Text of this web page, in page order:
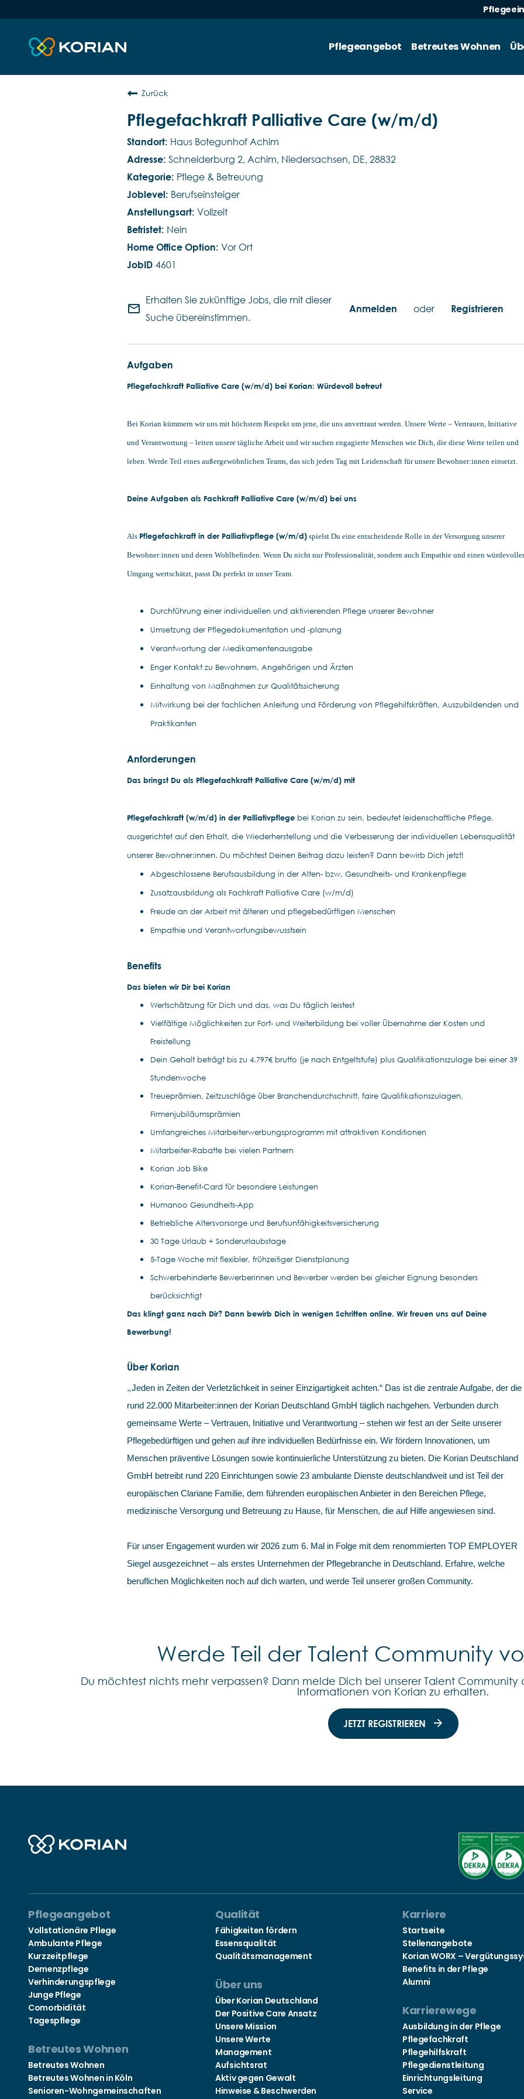
Pflegeangebot Betreutes Wohnen
Zurück
Pflegefachkraft Palliative Care (w/m/d)
Haus Botegunhof Achim
Schneiderburg 2, Achim, Niedersachsen, DE, 28832
Pflege & Betreuung
Berufseinsteiger
Vollzeit
Nein
Vor Ort
4601
mail_outline
Erhalten Sie zukünftige Jobs, die mit dieser
Suche übereinstimmen.
Anmelden oder Registrieren
Aufgaben
Pflegefachkraft Palliative Care (w/m/d) bei Korian: Würdevoll betreut
Bei Korian kümmern wir uns mit höchstem Respekt um jene, die uns anvertraut werden. Unsere Werte – Vertrauen, Initiative
und Verantwortung – leiten unsere tägliche Arbeit und wir suchen engagierte Menschen wie Dich, die diese Werte teilen und
leben. Werde Teil eines außergewöhnlichen Teams, das sich jeden Tag mit Leidenschaft für unsere Bewohner:innen einsetzt.
Deine Aufgaben als Fachkraft Palliative Care (w/m/d) bei uns
Als Pflegefachkraft in der Palliativpflege (w/m/d) spielst Du eine entscheidende Rolle in der Versorgung unserer
Bewohner:innen und deren Wohlbefinden. Wenn Du nicht nur Professionalität, sondern auch Empathie und einen
Umgang wertschätzt, passt Du perfekt in unser Team.
Durchführung einer individuellen und aktivierenden Pflege unserer Bewohner
Umsetzung der Pflegedokumentation und -planung
Verantwortung der Medikamentenausgabe
Enger Kontakt zu Bewohnern, Angehörigen und Ärzten
Einhaltung von Maßnahmen zur Qualitätssicherung
Mitwirkung bei der fachlichen Anleitung und Förderung von Pflegehilfskräften, Auszubildenden und
Praktikanten
Anforderungen
Das bringst Du als Pflegefachkraft Palliative Care (w/m/d) mit
Pflegefachkraft (w/m/d) in der Palliativpflege bei Korian zu sein, bedeutet leidenschaftliche Pflege,
ausgerichtet auf den Erhalt, die Wiederherstellung und die Verbesserung der individuellen Lebensqualität
unserer Bewohner:innen. Du möchtest Deinen Beitrag dazu leisten? Dann bewirb Dich jetzt!
Abgeschlossene Berufsausbildung in der Alten- bzw. Gesundheits- und Krankenpflege
Zusatzausbildung als Fachkraft Palliative Care (w/m/d)
Freude an der Arbeit mit älteren und pflegebedürftigen Menschen
Empathie und Verantwortungsbewusstsein
Benefits
Das bieten wir Dir bei Korian
Wertschätzung für Dich und das, was Du täglich leistest
Vielfältige Möglichkeiten zur Fort- und Weiterbildung bei voller Übernahme der Kosten und
Freistellung
Dein Gehalt beträgt bis zu 4.797€ brutto (je nach Entgeltstufe) plus Qualifikationszulage bei einer 39
Stundenwoche
Treueprämien, Zeitzuschläge über Branchendurchschnitt, faire Qualifikationszulagen,
Firmenjubiläumsprämien
Umfangreiches Mitarbeiterwerbungsprogramm mit attraktiven Konditionen
Mitarbeiter-Rabatte bei vielen Partnern
Korian Job Bike
Korian-Benefit-Card für besondere Leistungen
Humanoo Gesundheits-App
Betriebliche Altersvorsorge und Berufsunfähigkeitsversicherung
30 Tage Urlaub + Sonderurlaubstage
5-Tage Woche mit flexibler, frühzeitiger Dienstplanung
Schwerbehinderte Bewerberinnen und Bewerber werden bei gleicher Eignung besonders
berücksichtigt
Das klingt ganz nach Dir? Dann bewirb Dich in wenigen Schritten online. Wir freuen uns auf Deine
Bewerbung!
Über Korian
„Jeden in Zeiten der Verletzlichkeit in seiner Einzigartigkeit achten.“ Das ist die zentrale Aufgabe, der die
rund 22.000 Mitarbeiter:innen der Korian Deutschland GmbH täglich nachgehen. Verbunden durch
gemeinsame Werte – Vertrauen, Initiative und Verantwortung – stehen wir fest an der Seite unserer
Pflegebedürftigen und gehen auf ihre individuellen Bedürfnisse ein. Wir fördern Innovationen, um
Menschen präventive Lösungen sowie kontinuierliche Unterstützung zu bieten. Die Korian Deutschland
GmbH betreibt rund 220 Einrichtungen sowie 23 ambulante Dienste deutschlandweit und ist Teil der
europäischen Clariane Familie, dem führenden europäischen Anbieter in den Bereichen Pflege,
medizinische Versorgung und Betreuung zu Hause, für Menschen, die auf Hilfe angewiesen sind.
Für unser Engagement wurden wir 2026 zum 6. Mal in Folge mit dem renommierten TOP EMPLOYER
Siegel ausgezeichnet – als erstes Unternehmen der Pflegebranche in Deutschland. Erfahre, welche
beruflichen Möglichkeiten noch auf dich warten, und werde Teil unserer großen Community.
Werde Teil der Talent Community
Du möchtest nichts mehr verpassen? Dann melde Dich bei unserer Talent
Informationen von Korian zu erhalten.
JETZT REGISTRIEREN
Pflegeangebot
Vollstationäre Pflege
Ambulante Pflege
Kurzzeitpflege
Demenzpflege
Verhinderungspflege
Junge Pflege
Comorbidität
Tagespflege
Betreutes Wohnen
Betreutes Wohnen
Betreutes Wohnen in Köln
Senioren-Wohngemeinschaften
Qualität
Fähigkeiten fördern
Essensqualität
Qualitätsmanagement
Über uns
Über Korian Deutschland
Der Positive Care Ansatz
Unsere Mission
Unsere Werte
Management
Aufsichtsrat
Aktiv gegen Gewalt
Hinweise & Beschwerden
Karriere
Startseite
Stellenangebote
Korian WORX –
Benefits in der Pflege
Alumni
Karrierewege
Ausbildung in der Pflege
Pflegefachkraft
Pflegehilfskraft
Pflegedienstleitung
Einrichtungsleitung
Service